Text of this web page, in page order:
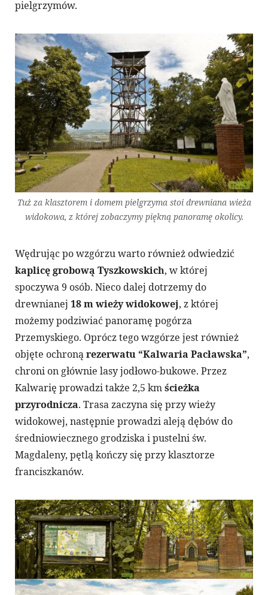
pielgrzymów.
Tuż za klasztorem i domem pielgrzyma stoi drewniana wieża
widokowa, z której zobaczymy piękną panoramę okolicy.
Wędrując po wzgórzu warto również odwiedzić
kaplicę grobową Tyszkowskich, w której
spoczywa 9 osób. Nieco dalej dotrzemy do
drewnianej 18 m wieży widokowej, z której
możemy podziwiać panoramę pogórza
Przemyskiego. Oprócz tego wzgórze jest również
objęte ochronąrezerwatu “Kalwaria Pacławska”,
chroni on głównie lasy jodłowo-bukowe. Przez
Kalwarię prowadzi także 2,5 kmścieżka
przyrodnicza. Trasa zaczyna się przy wieży
widokowej, następnie prowadzi aleją dębów do
średniowiecznego grodziska i pustelni św.
Magdaleny, pętlą kończy się przy klasztorze
franciszkanów.